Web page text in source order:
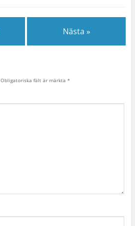
Nästa »
Obligatoriska fält är märkta *